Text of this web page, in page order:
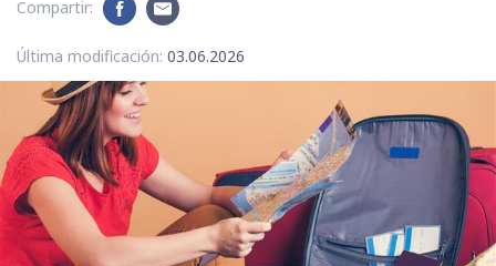
Compartir:
Última modificación: 03.06.2026